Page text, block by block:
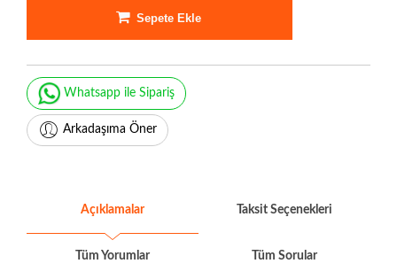
Sepete Ekle
Whatsapp ile Sipariş
Arkadaşıma Öner
Açıklamalar Taksit Seçenekleri
Tüm Yorumlar Tüm Sorular